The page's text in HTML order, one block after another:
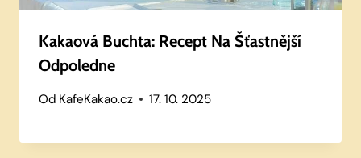
Kakaová Buchta: Recept Na Šťastnější
Odpoledne
Od KafeKakao.cz 17. 10. 2025